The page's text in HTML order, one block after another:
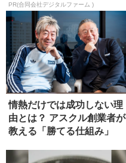
PR(合同会社デジタルファーム )
情熱だけでは成功しない理
由とは？ アスクル創業者が
教える「勝てる仕組み」